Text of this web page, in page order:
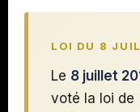
LOI DU 8
Le 8 juillet
voté la loi de